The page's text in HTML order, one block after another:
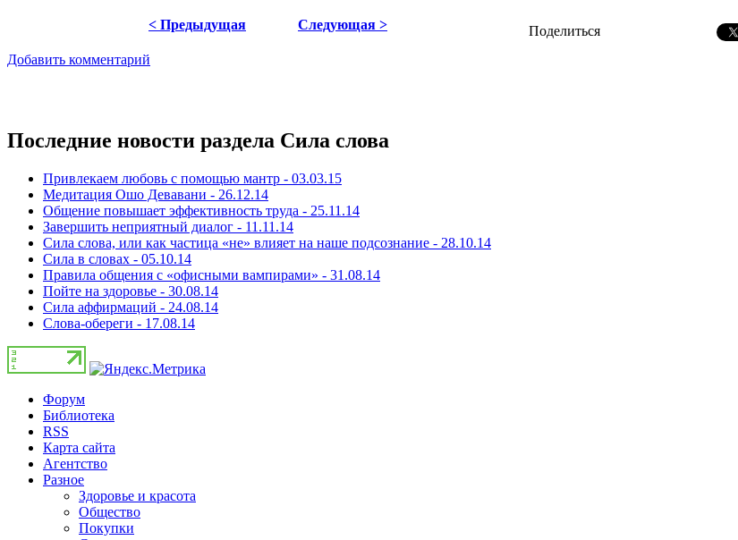
Поделиться
< Предыдущая Следующая >
Добавить комментарий
Последние новости раздела Сила слова
Привлекаем любовь с помощью мантр - 03.03.15
Медитация Ошо Девавани - 26.12.14
Общение повышает эффективность труда - 25.11.14
Завершить неприятный диалог - 11.11.14
Сила слова, или как частица «не» влияет на наше подсознание - 28.10.14
Сила в словах - 05.10.14
Правила общения с «офисными вампирами» - 31.08.14
Пойте на здоровье - 30.08.14
Сила аффирмаций - 24.08.14
Слова-обереги - 17.08.14
Форум
Библиотека
RSS
Карта сайта
Агентство
Разное
Здоровье и красота
Общество
Покупки